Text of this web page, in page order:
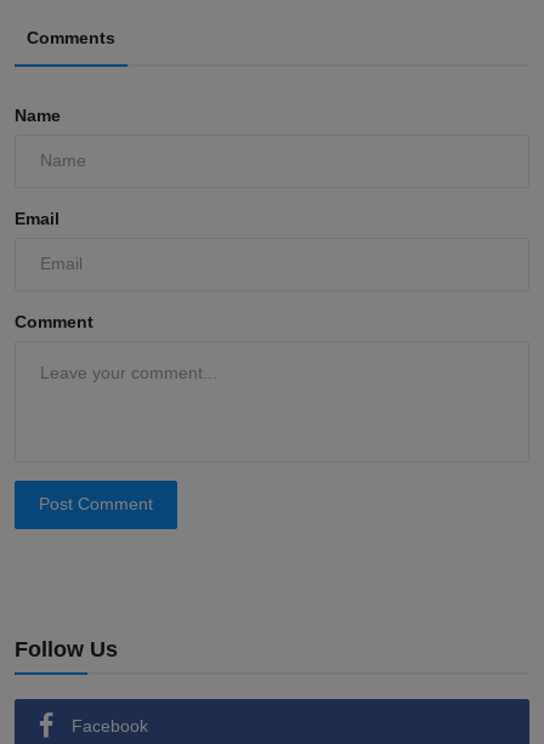
Comments
Name
Email
Comment
Post Comment
Follow Us
Facebook